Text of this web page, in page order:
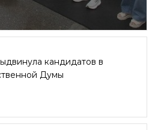
кандидатов в
Думы